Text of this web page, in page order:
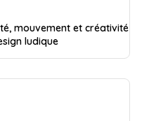
mouvement et créativité
ludique